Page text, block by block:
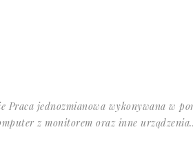
jednozmianowa wykonywana w
z monitorem oraz inne